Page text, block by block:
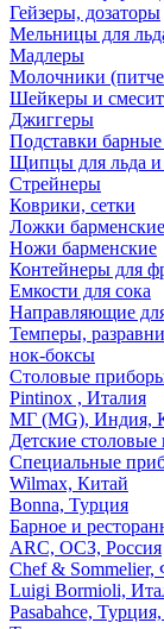
Гейзеры, дозаторы
Мельницы для
Мадлеры
Молочники
Шейкеры и
Джиггеры
Подставки
Щипцы для льда и
Стрейнеры
Коврики, сетки
Ложки
Ножи барменские
Контейнеры для
Емкости для сока
Направляющие
Темперы,
нок-боксы
Столовые
Pintinox , Италия
МГ (MG), Индия,
Детские
Специальные
Wilmax, Китай
Bonna, Турция
Барное и
ARC, ОСЗ, Россия
Chef & Sommelier,
Luigi Bormioli,
Pasabahce,